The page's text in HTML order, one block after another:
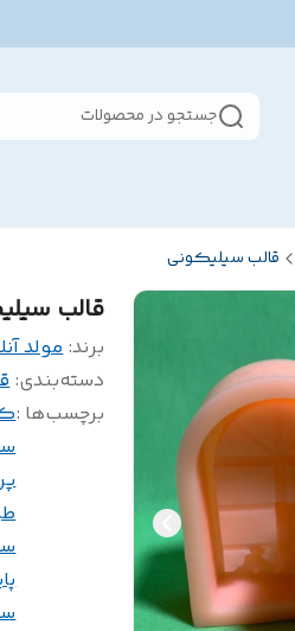
جستجو در محصولات
قالب سیلیکونی
قالب
برند:مولد
دسته‌بندی:
برچسب‌ها :